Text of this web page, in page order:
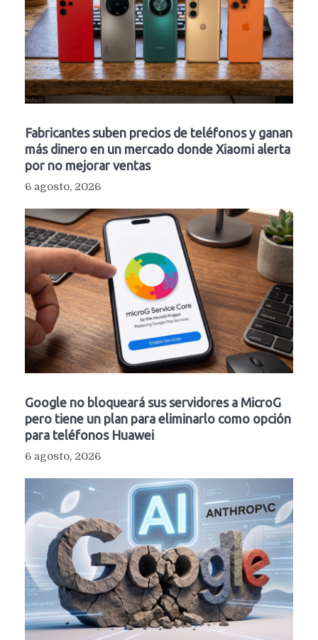
Fabricantes suben precios de teléfonos y ganan
más dinero en un mercado donde Xiaomi alerta
por no mejorar ventas
6 agosto, 2026
Google no bloqueará sus servidores a MicroG
pero tiene un plan para eliminarlo como opción
para teléfonos Huawei
6 agosto, 2026